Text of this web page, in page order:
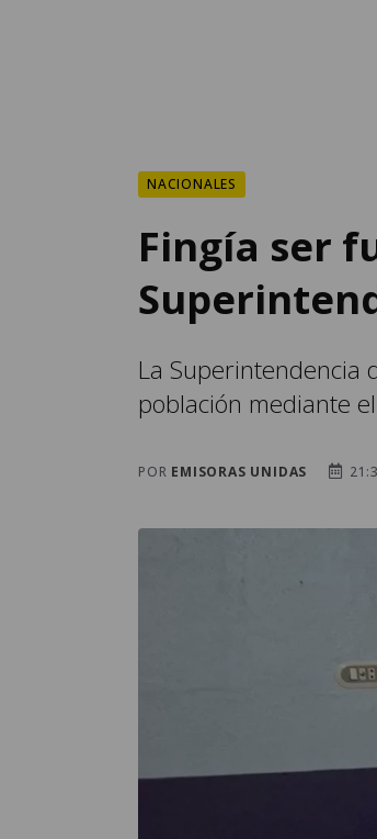
NACIONALES
Fingía ser
La Superintendencia
población mediante
POR EMISORAS UNIDAS